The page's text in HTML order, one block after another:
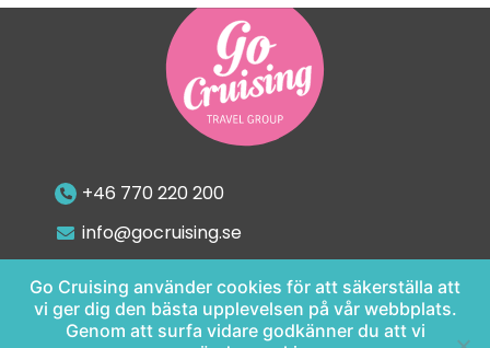
+46 770 220 200
info@gocruising.se
Go Cruising använder cookies för att säkerställa att
vi ger dig den bästa upplevelsen på vår webbplats.
Genom att surfa vidare godkänner du att vi